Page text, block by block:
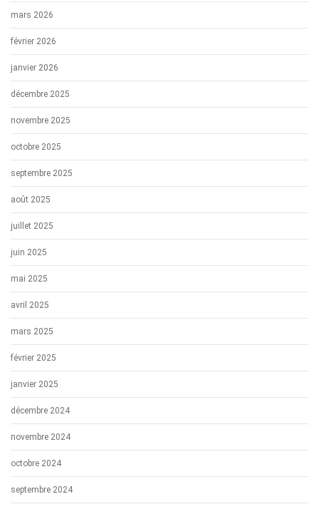
mars 2026
février 2026
janvier 2026
décembre 2025
novembre 2025
octobre 2025
septembre 2025
août 2025
juillet 2025
juin 2025
mai 2025
avril 2025
mars 2025
février 2025
janvier 2025
décembre 2024
novembre 2024
octobre 2024
septembre 2024